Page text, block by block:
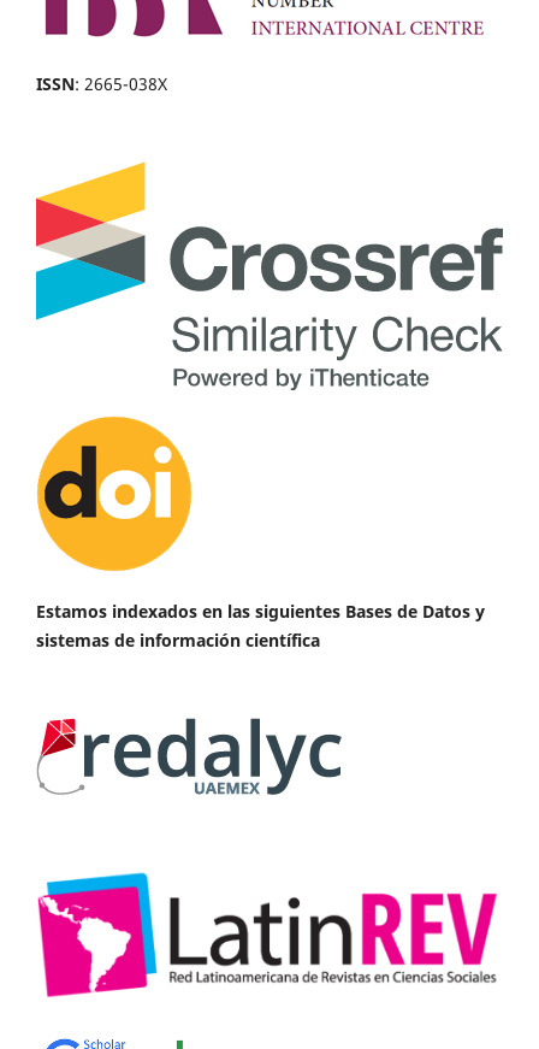
ISSN: 2665-038X
Estamos indexados en las siguientes Bases de Datos y
sistemas de información científica